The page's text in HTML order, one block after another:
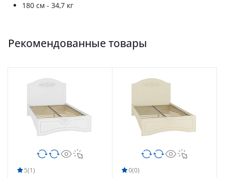
180 см - 34,7 кг
Рекомендованные товары
5(1) 0(0)